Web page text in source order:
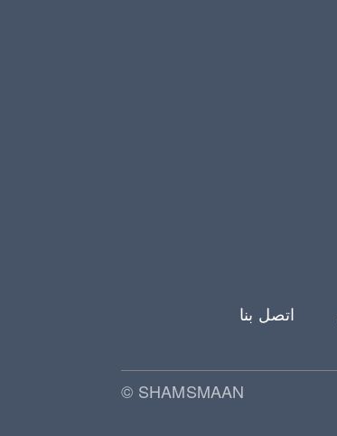
اتصل بنا
© SHAMSMAAN